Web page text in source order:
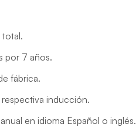
por 7 años.
fábrica.
inducción.
en idioma Español o inglés.